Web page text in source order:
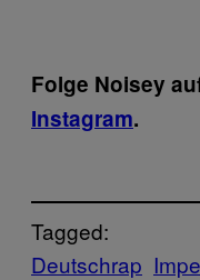
Folge Noisey
Instagram.
Tagged:
Deutschrap